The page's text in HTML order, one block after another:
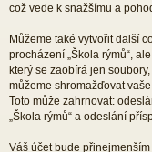
což vede k snažšímu a
Můžeme také vytvořit další
procházení „Škola rýmů“,
který se zaobírá jen
můžeme shromažďovat
Toto může zahrnovat:
„Škola rýmů“ a odeslání
Váš účet bude